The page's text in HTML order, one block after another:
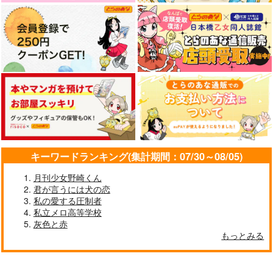
夕焼け色の秋桜
円 （税込）
毒島メイソン理鶯×入間銃兎
作品詳細
SkyBlue Chronicle
1,650
毒島メイソン理鶯
作品詳細
ハッピースパイシーガ
イズ！-mixed plate-
サンプル
作品詳細
キーワードランキング(集計期間：07/30～08/05)
月刊少女野崎くん
君が言うには犬の恋
私の愛する圧制者
私立メロ高等学校
灰色と赤
もっとみる